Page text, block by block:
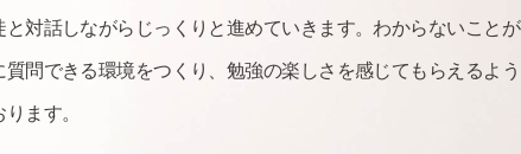
と対話しながらじっくりと進めていきます。わからないことが
質問できる環境をつくり、勉強の楽しさを感じてもらえるよう
ます。